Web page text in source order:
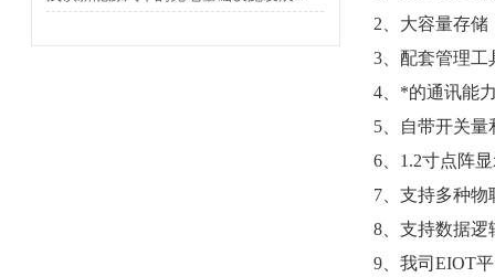
2、大容量存储
3、配套管理工
4、 *的通讯能
5、自带开关量
6、1.2寸点阵
7、支持多种物
8、支持数据逻
9、我司EIOT